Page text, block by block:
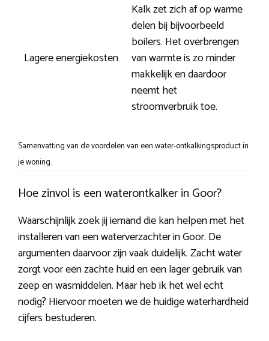
Lagere energiekosten
Kalk zet zich af op warme
delen bij bijvoorbeeld
boilers. Het overbrengen
van warmte is zo minder
makkelijk en daardoor
neemt het
stroomverbruik toe.
Samenvatting van de voordelen van een water-ontkalkingsproduct in
je woning.
Hoe zinvol is een waterontkalker in Goor?
Waarschijnlijk zoek jij iemand die kan helpen met het
installeren van een waterverzachter in Goor. De
argumenten daarvoor zijn vaak duidelijk. Zacht water
zorgt voor een zachte huid en een lager gebruik van
zeep en wasmiddelen. Maar heb ik het wel echt
nodig? Hiervoor moeten we de huidige waterhardheid
cijfers bestuderen.